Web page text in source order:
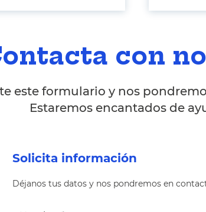
con
este formulario y nos
Estaremos encantados de
Solicita información
Déjanos tus datos y nos pondremos en